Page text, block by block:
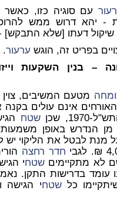
עם סוגיה כזו, כאשר
- יהא דרוש ממש
שיקול דעתו [שלא התבקש]
בפריט זה, הוגש ערעור.
האורחים אינם עולים
שכן
שטח
מן הנדרש באופן
מנת לבטל את הליקוי יש
חדר רחצה
שטחי
עומד בדרישות התקן.
כלשטחי הגישה